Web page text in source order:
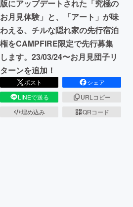
版にアップデートされた「究極の
お月見体験」と、「アート」が味
わえる、チルな隠れ家の先行宿泊
権をCAMPFIRE限定で先行募集
します。23/03/24〜お月見団子リ
ターンを追加！
ポスト
シェア
LINEで送る
URLコピー
埋め込み
QRコード